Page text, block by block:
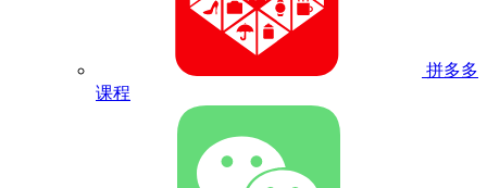
拼多多
课程